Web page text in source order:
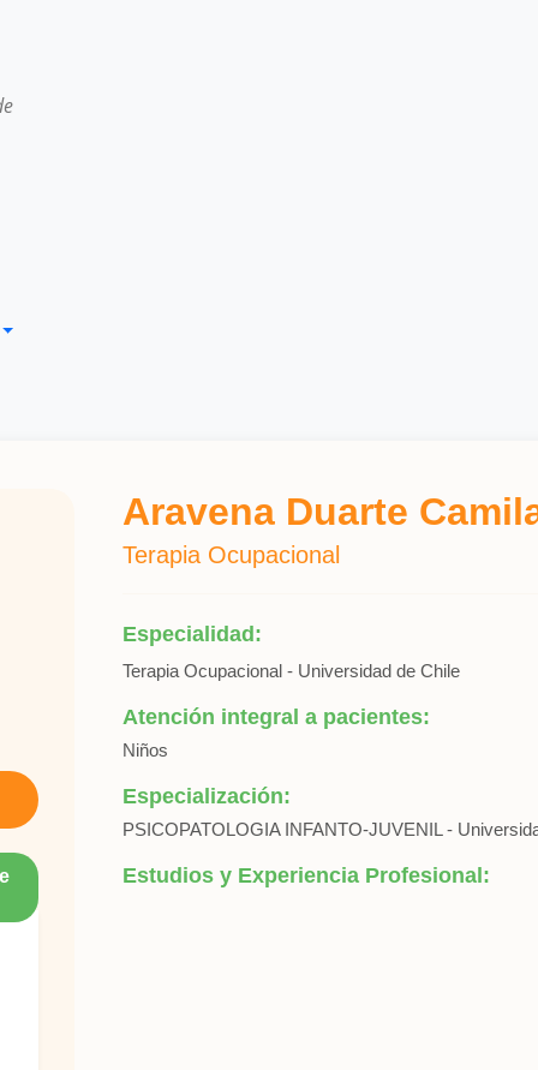
Aravena Duarte
Terapia Ocupacional
Especialidad:
Terapia Ocupacional - Universidad de Chile
Atención integral a pacientes:
Niños
Especialización:
PSICOPATOLOGIA INFANTO-JUVENIL -
Estudios y Experiencia Profesional: